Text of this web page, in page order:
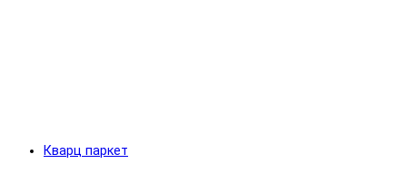
Кварц паркет